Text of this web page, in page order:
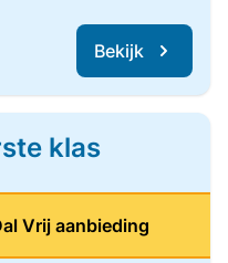
Bekijk
klas
Vrij aanbieding